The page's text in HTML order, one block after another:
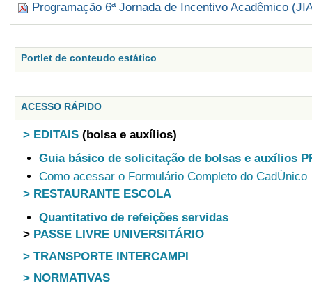
Programação 6ª Jornada de Incentivo Acadêmico
Portlet de conteudo estático
ACESSO RÁPIDO
> EDITAIS (bolsa e auxílios)
Guia básico de solicitação de bolsas e auxílios
Como acessar o Formulário Completo do CadÚnico
> RESTAURANTE ESCOLA
Quantitativo de refeições servidas
> PASSE LIVRE UNIVERSITÁRIO
> TRANSPORTE INTERCAMPI
> NORMATIVAS